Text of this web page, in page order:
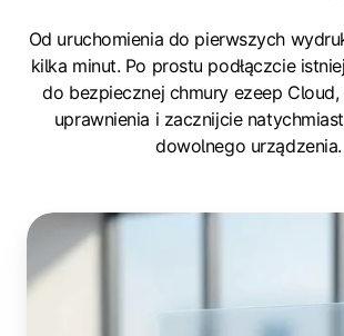
Od uruchomienia do pierwszych
kilka minut. Po prostu podłączcie
do bezpiecznej chmury ezeep
uprawnienia i zacznijcie
dowolnego urządzenia.